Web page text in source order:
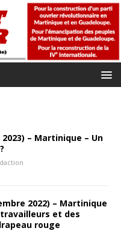
2023) – Martinique – Un
2022) – Martinique
et des
rouge